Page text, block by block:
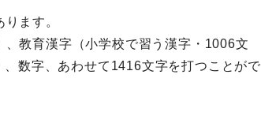
ます。
教育漢字（小学校で習う漢字・1006文
数字、あわせて1416文字を打つことがで